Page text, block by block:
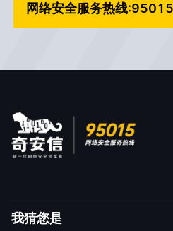
网络安全服务热线:95015
我猜您是